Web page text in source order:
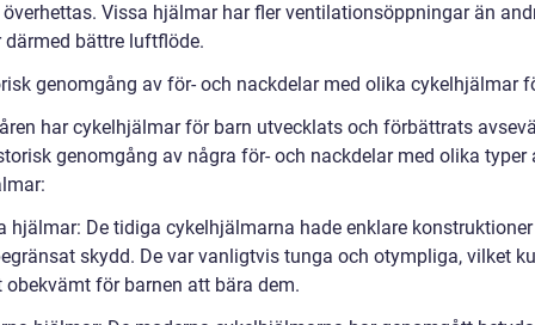
Vissa hjälmar har fler ventilationsöppningar än
därmed bättre luftflöde.
genomgång av för- och nackdelar med olika cykelhjälmar
har cykelhjälmar för barn utvecklats och förbättrats
genomgång av några för- och nackdelar med olika typer
hjälmar: De tidiga cykelhjälmarna hade enklare
skydd. De var vanligtvis tunga och otympliga, vilket
obekvämt för barnen att bära dem.